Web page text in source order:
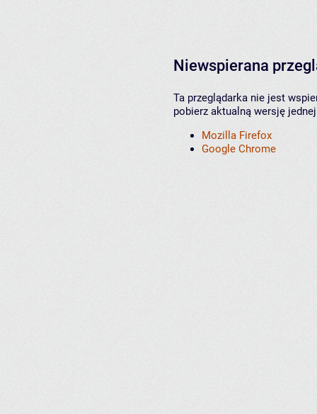
Niewspierana
Ta przeglądarka nie jest
pobierz aktualną wersję
Mozilla Firefox
Google Chrome